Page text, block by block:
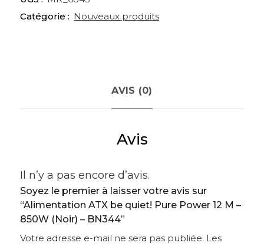
Catégorie : Nouveaux produits
AVIS (0)
Avis
Il n’y a pas encore d’avis.
Soyez le premier à laisser votre avis sur
“Alimentation ATX be quiet! Pure Power 12 M –
850W (Noir) – BN344”
Votre adresse e-mail ne sera pas publiée. Les